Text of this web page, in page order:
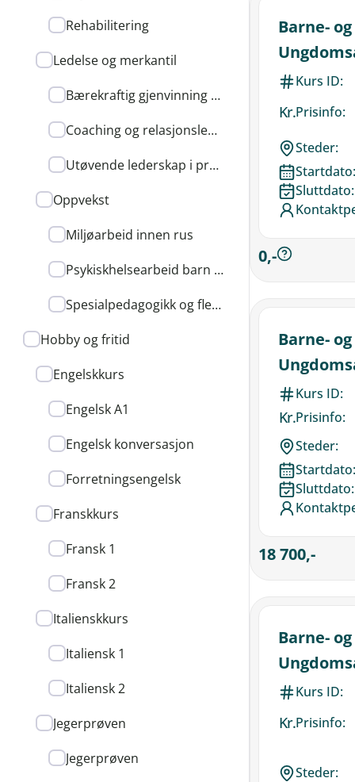
Rehabilitering
Ledelse og merkantil
Bærekraftig gjenvinning av avfall
Coaching og relasjonsledelse
Utøvende lederskap i praksis
Oppvekst
Miljøarbeid innen rus
Psykiskhelsearbeid barn og unge
Spesialpedagogikk og flerkulturelt arbeid
Hobby og fritid
Engelskkurs
Engelsk A1
Engelsk konversasjon
Forretningsengelsk
Franskkurs
Fransk 1
Fransk 2
Italienskkurs
Italiensk 1
Italiensk 2
Jegerprøven
Jegerprøven
Barne- og
Kurs ID:
Kr.Prisinfo:
Steder:
Startdato:
Sluttdato:
0,-
Barne- og
Kurs ID:
Kr.Prisinfo:
Steder:
Startdato:
Sluttdato:
18 700,-
Barne- og
Kurs ID:
Kr.Prisinfo:
Steder: